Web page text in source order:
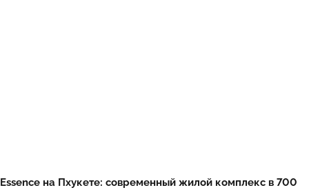
Essence на Пхукете: современный жилой комплекс в 700